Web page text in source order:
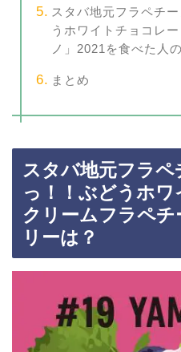
スタバ地元フラペチ
うホワイトチョコレ
ノ」2021を食べた人
まとめ
スタバ地元フラペ
っ！！ぶどうホ
クリームフラペチ
リーは？